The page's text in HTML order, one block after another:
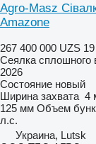
Agro-Masz
Amazone
267 400 000 UZS
Сеялка сплошного
2026
Состояние новый
Ширина захвата 4
125 мм Объем
л.с.
Украина, Lutsk